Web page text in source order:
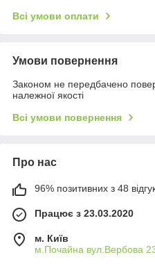
Всі умови оплати
Умови повернення
Законом не передбачено
належної якості
Всі умови повернення
Про нас
96% позитивних з 48
Працює з 23.03.2020
м. Київ
м.Почайна вул.Вербова